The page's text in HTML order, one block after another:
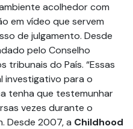
acolhedor com
em vídeo que servem
de julgamento. Desde
pelo Conselho
tribunais do País. “Essas
investigativo para o
tenha que testemunhar
vezes durante o
Desde 2007, a Childhood